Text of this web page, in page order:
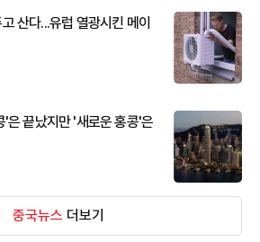
산다...유럽 열광시킨 메이
은 끝났지만 '새로운 홍콩'은
중국뉴스 더보기